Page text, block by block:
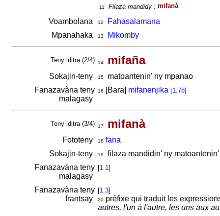
11 Filaza mandidy : mifanà
Voambolana 12
Fahasalamana
Mpanahaka
13 Mikomby
Teny iditra (2/4) 14 mifaña
Sokajin-teny 15matoantenin' ny mpanao
Fanazavàna teny
malagasy
16 [Bara] mifanenjika [1.78]
Teny iditra (3/4) 17 mifanà
Fototeny 18 fana
Sokajin-teny
19
filaza mandidin' ny
Fanazavàna teny
malagasy
[1.1]
Fanazavàna teny
frantsay
[1.3]
20préfixe qui traduit les
autres, l'un à l'autre, les uns aux